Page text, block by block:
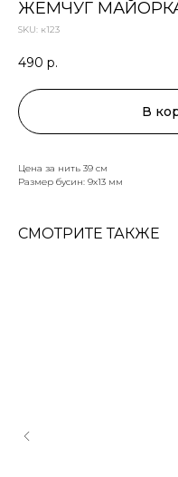
ЖЕМЧУГ
SKU: к123
490 р.
В
Цена за нить 39 см
Размер бусин: 9х13 мм
СМОТРИТЕ ТАКЖЕ